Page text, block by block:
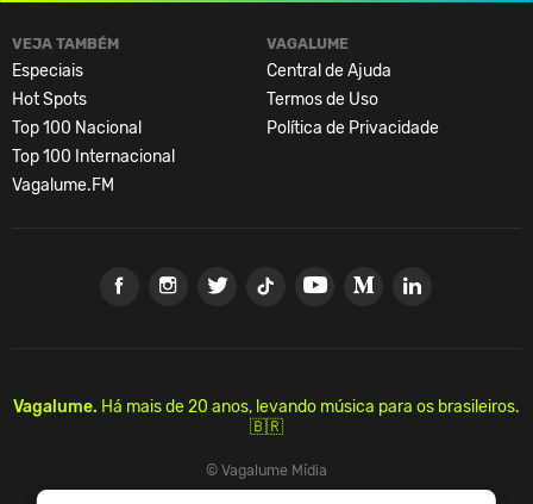
VEJA TAMBÉM
Especiais
Hot Spots
Top 100 Nacional
Top 100 Internacional
Vagalume.FM
VAGALUME
Central de Ajuda
Termos de Uso
Política de Privacidade
Vagalume. Há mais de 20 anos, levando música para os brasileiros.
🇧🇷
© Vagalume Mídia